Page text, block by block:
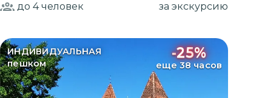
до 4человек за экскурсию
ИНДИВИДУАЛЬНАЯ
пешком
-25%
еще 38 часов